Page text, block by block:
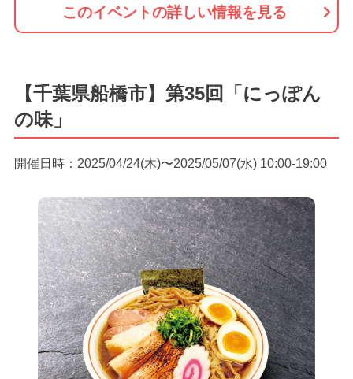
このイベントの詳しい情報を見る
【千葉県船橋市】第35回「にっぽん
の味」
開催日時：2025/04/24(木)〜2025/05/07(水) 10:00-19:00